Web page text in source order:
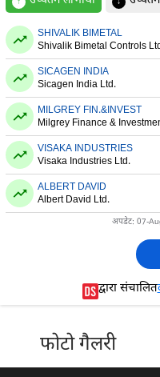
SHIVALIK BIMETAL
Shivalik Bimetal Controls
SICAGEN INDIA
Sicagen India Ltd.
MILGREY FIN.&INVEST
Milgrey Finance &
VISAKA INDUSTRIES
Visaka Industries Ltd.
ALBERT DAVID
Albert David Ltd.
अपडेट: 07-
द्वारा संचालित
फोटो गैलरी